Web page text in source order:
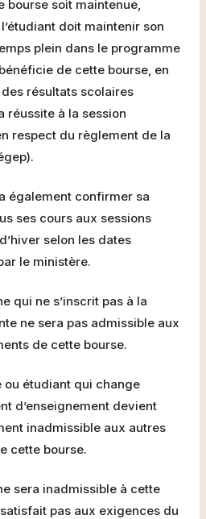
bourse soit maintenue,
doit maintenir son
plein dans le programme
de cette bourse, en
des résultats scolaires
réussite à la session
respect du règlement de la
également confirmer sa
ses cours aux sessions
selon les dates
le ministère.
qui ne s’inscrit pas à la
ne sera pas admissible aux
de cette bourse.
ou étudiant qui change
d’enseignement devient
inadmissible aux autres
cette bourse.
sera inadmissible à cette
satisfait pas aux exigences du